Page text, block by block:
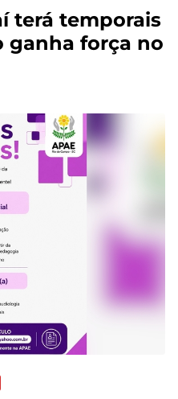
terá temporais
ganha força no